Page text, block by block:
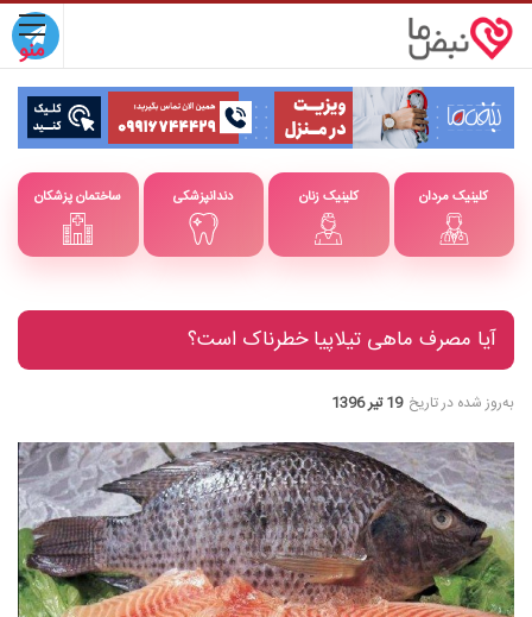
ساختمان پزشکان دندانپزشکی کلینیک زنان کلینیک مردان
آیا مصرف ماهی تیلاپیا خطرناک است؟
به‌روز شده در تاریخ 19 تیر 1396